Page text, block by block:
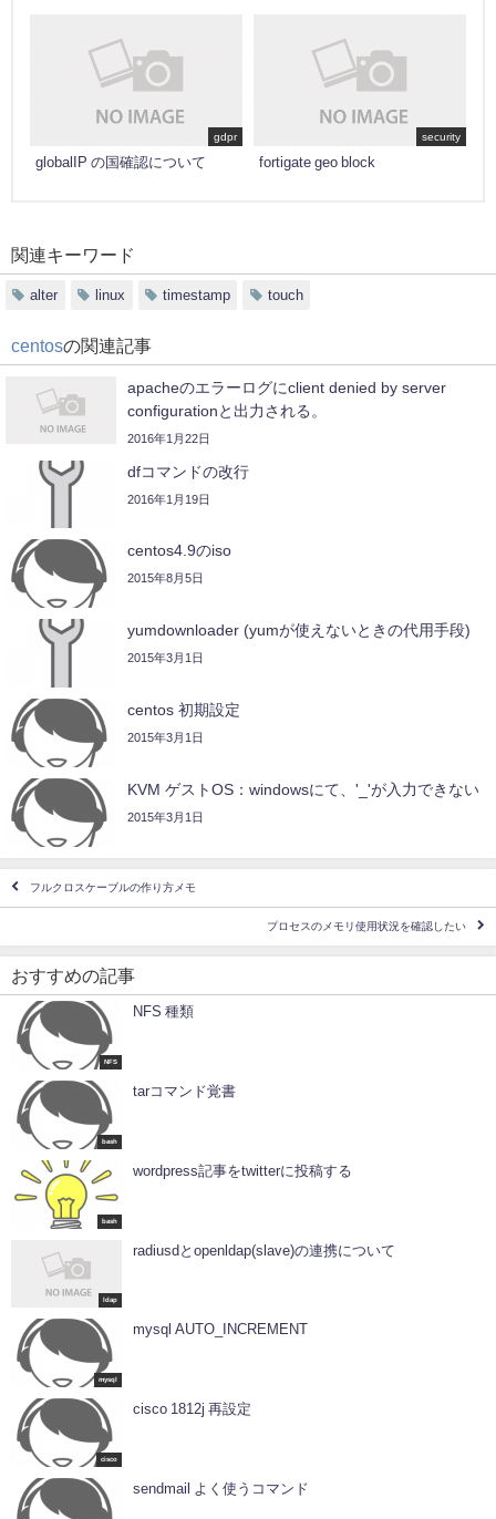
gdpr
globalIP の国確認について
security
fortigate geo block
関連キーワード
alter linux timestamp touch
centosの関連記事
apacheのエラーログにclient denied by server
configurationと出力される。
2016年1月22日
dfコマンドの改行
2016年1月19日
centos4.9のiso
2015年8月5日
yumdownloader (yumが使えないときの代用手段)
2015年3月1日
centos 初期設定
2015年3月1日
KVM ゲストOS：windowsにて、'_'が入力できない
2015年3月1日
フルクロスケーブルの作り方メモ
プロセスのメモリ使用状況を確認したい
おすすめの記事
NFS
NFS 種類
bash
tarコマンド覚書
bash
wordpress記事をtwitterに投稿する
ldap
radiusdとopenldap(slave)の連携について
mysql
mysql AUTO_INCREMENT
cisco
cisco 1812j 再設定
sendmail よく使うコマンド